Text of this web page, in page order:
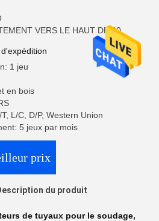
VERS LE HAUT DE 60
1 jeu
en bois
L/C, D/P, Western Union
5 jeux par mois
prix
du produit
de tuyaux pour le soudage,